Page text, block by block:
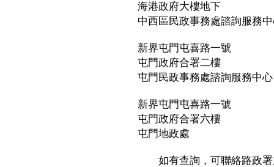
海港政府大樓地下
中西區民政事務處諮詢服務
新界屯門屯喜路一號
屯門政府合署二樓
屯門民政事務處諮詢服務中心
新界屯門屯喜路一號
屯門政府合署六樓
屯門地政處
如有查詢，可聯絡路政署